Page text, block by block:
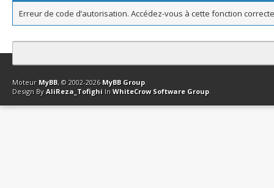
Erreur de code d’autorisation. Accédez-vous à cette fonction
Contact Club Affiliation Retourner en haut Version bas-débit
Moteur MyBB, © 2002-2026 MyBB Group.
Design By AliReza_Tofighi In WhiteCrow Software Group.